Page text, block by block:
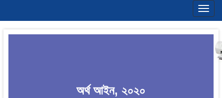
অর্থ আইন, ২০২০